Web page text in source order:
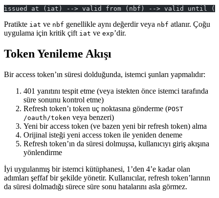
issued at (iat) --> valid from (nbf) --> valid until
Pratikte iat ve nbf genellikle aynı değerdir veya nbf atlanır. Çoğu
uygulama için kritik çift iat ve exp’dir.
Token Yenileme Akışı
Bir access token’ın süresi dolduğunda, istemci şunları yapmalıdır:
401 yanıtını tespit etme (veya istekten önce istemci tarafında
süre sonunu kontrol etme)
Refresh token’ı token uç noktasına gönderme (POST
/oauth/token veya benzeri)
Yeni bir access token (ve bazen yeni bir refresh token) alma
Orijinal isteği yeni access token ile yeniden deneme
Refresh token’ın da süresi dolmuşsa, kullanıcıyı giriş akışına
yönlendirme
İyi uygulanmış bir istemci kütüphanesi, 1’den 4’e kadar olan
adımları şeffaf bir şekilde yönetir. Kullanıcılar, refresh token’larının
da süresi dolmadığı sürece süre sonu hatalarını asla görmez.